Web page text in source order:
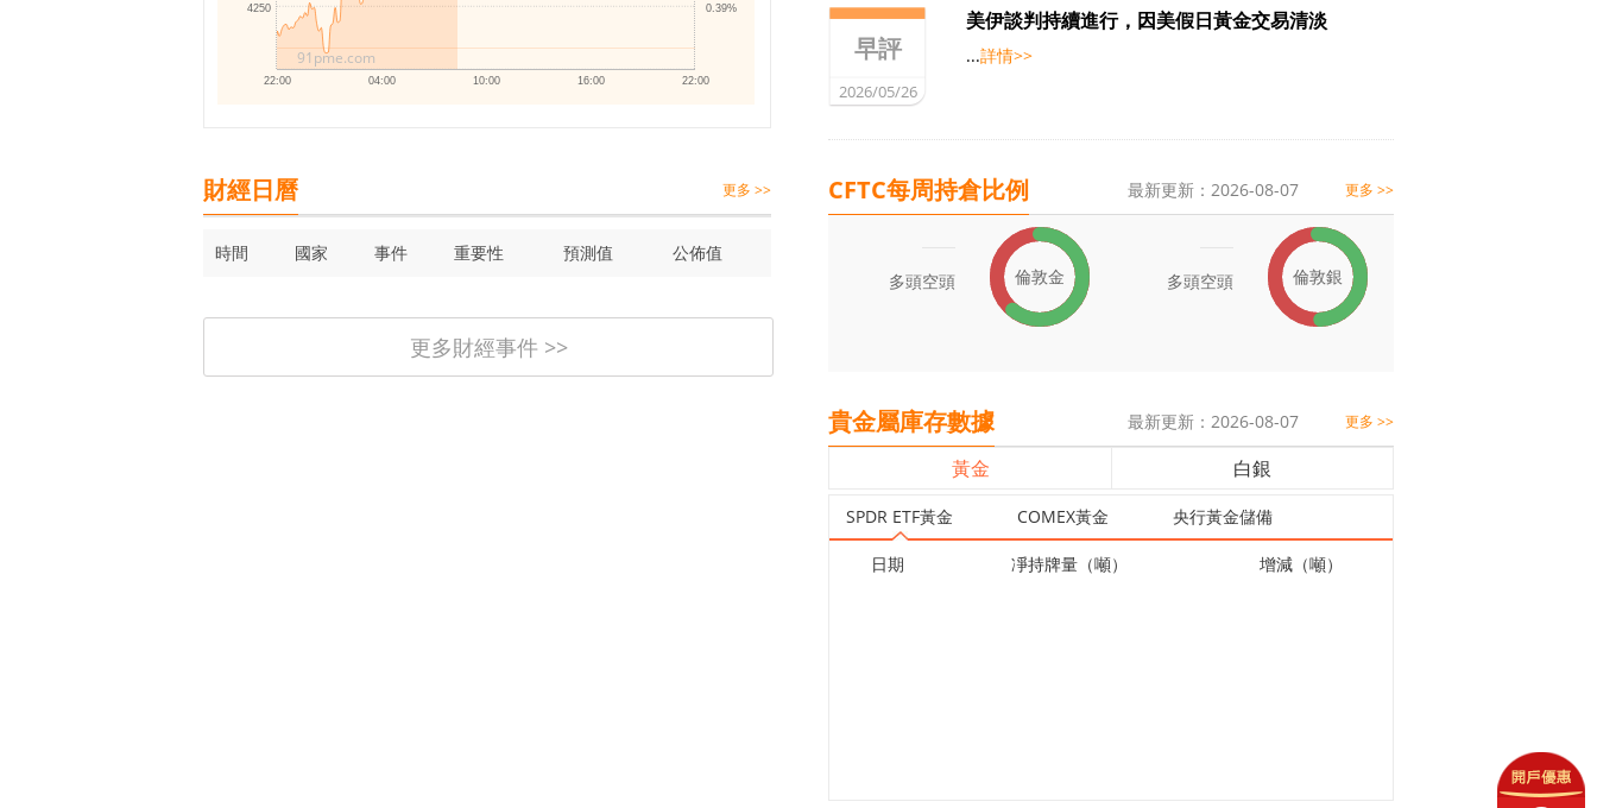
91pme.com
4250 0.39%
22:00 04:00 10:00 16:00 22:00
早評
2026/05/26
美伊談判持續進行，因美假日黃金交易清淡
...詳情>>
財經日曆 更多 >>
時間 國家 事件 重要性 預測值 公佈值
更多財經事件 >>
CFTC每周持倉比例 更多 >>
最新更新：2026-08-07
多頭空頭 倫敦金 多頭空頭 倫敦銀
貴金屬庫存數據 更多 >>
最新更新：2026-08-07
黃金 白銀
SPDR ETF黃金 COMEX黃金 央行黃金儲備
日期 凈持牌量（噸） 增減（噸）